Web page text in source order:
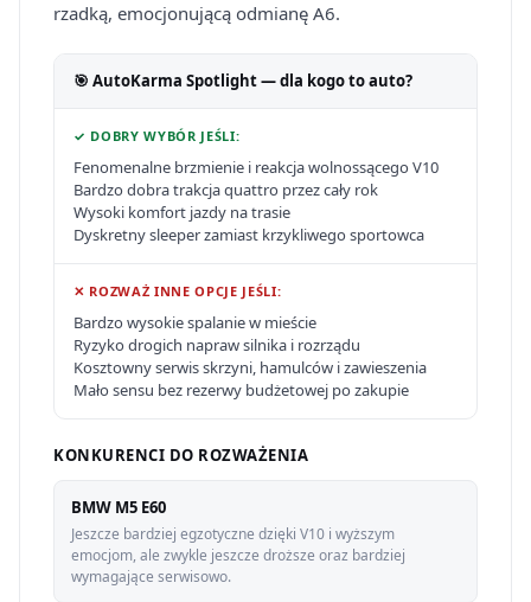
rzadką, emocjonującą odmianę A6.
🎯 AutoKarma Spotlight — dla kogo to auto?
✓ DOBRY WYBÓR JEŚLI:
Fenomenalne brzmienie i reakcja wolnossącego V10
Bardzo dobra trakcja quattro przez cały rok
Wysoki komfort jazdy na trasie
Dyskretny sleeper zamiast krzykliwego sportowca
✕ ROZWAŻ INNE OPCJE JEŚLI:
Bardzo wysokie spalanie w mieście
Ryzyko drogich napraw silnika i rozrządu
Kosztowny serwis skrzyni, hamulców i zawieszenia
Mało sensu bez rezerwy budżetowej po zakupie
KONKURENCI DO ROZWAŻENIA
BMW M5 E60
Jeszcze bardziej egzotyczne dzięki V10 i wyższym
emocjom, ale zwykle jeszcze droższe oraz bardziej
wymagające serwisowo.